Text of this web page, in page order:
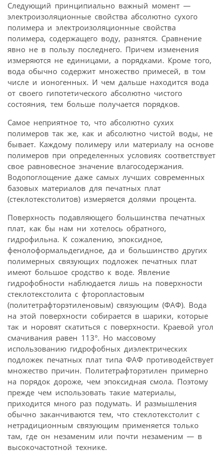
Следующий принципиально важный момент —
электроизоляционные свойства абсолютно сухого
полимера и электроизоляционные свойства
полимера, содержащего воду, разнятся. Сравнение
явно не в пользу последнего. Причем изменения
измеряются не единицами, а порядками. Кроме того,
вода обычно содержит множество примесей, в том
числе и ионогенных. И чем дальше находится вода
от своего гипотетического абсолютно чистого
состояния, тем больше получается порядков.
Самое неприятное то, что абсолютно сухих
полимеров так же, как и абсолютно чистой воды, не
бывает. Каждому полимеру или материалу на основе
полимеров при определенных условиях соответствует
свое равновесное значение влагосодержания.
Водопоглощение даже самых лучших современных
базовых материалов для печатных плат
(стеклотекстолитов) измеряется долями процента.
Поверхность подавляющего большинства печатных
плат, как бы нам ни хотелось обратного,
гидрофильна. К сожалению, эпоксидное,
фенолоформальдегидное, да и большинство других
полимерных связующих подложек печатных плат
имеют большое сродство к воде. Явление
гидрофобности наблюдается лишь на поверхности
стеклотекстолита с фторопластовым
(политетрафторэтиленовым) связующим (ФАФ). Вода
на этой поверхности собирается в шарики, которые
так и норовят скатиться с поверхности. Краевой угол
смачивания равен 113°. Но массовому
использованию гидрофобных диэлектрических
подложек печатных плат типа ФАФ противодействует
множество причин. Политетрафторэтилен примерно
на порядок дороже, чем эпоксидная смола. Поэтому
прежде чем использовать такие материалы,
приходится много раз подумать. И размышления
обычно заканчиваются тем, что стеклотекстолит с
нетрадиционным связующим применяется только
там, где он незаменим или почти незаменим — в
высокочастотной технике.